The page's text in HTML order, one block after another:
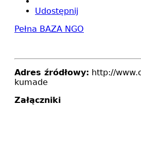
Udostępnij
Pełna BAZA NGO
Adres źródłowy: http://
kumade
Załączniki